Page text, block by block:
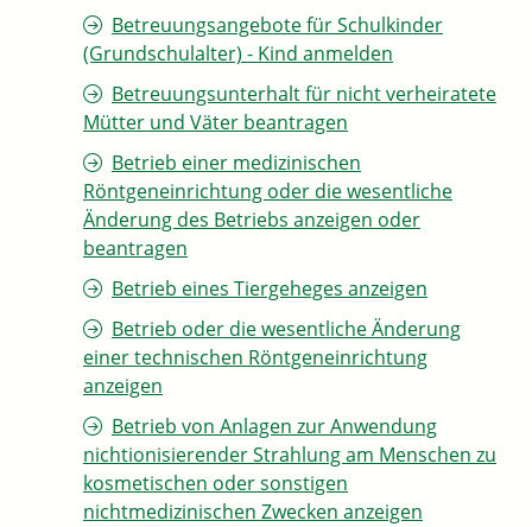
Betreuungsangebote für Schulkinder
(Grundschulalter) - Kind anmelden
Betreuungsunterhalt für nicht verheiratete
Mütter und Väter beantragen
Betrieb einer medizinischen
Röntgeneinrichtung oder die wesentliche
Änderung des Betriebs anzeigen oder
beantragen
Betrieb eines Tiergeheges anzeigen
Betrieb oder die wesentliche Änderung
einer technischen Röntgeneinrichtung
anzeigen
Betrieb von Anlagen zur Anwendung
nichtionisierender Strahlung am Menschen zu
kosmetischen oder sonstigen
nichtmedizinischen Zwecken anzeigen